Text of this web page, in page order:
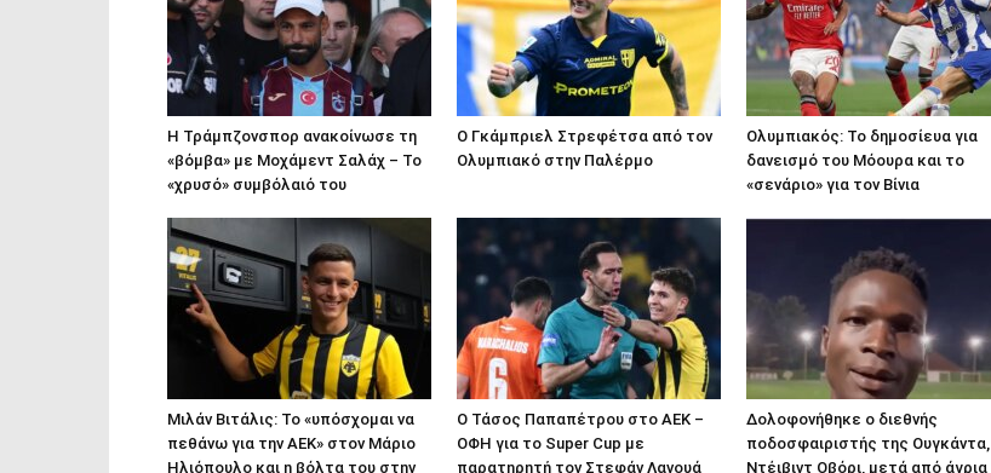
Η Τράμπζονσπορ ανακοίνωσε τη
«βόμβα» με Μοχάμεντ Σαλάχ – Το
«χρυσό» συμβόλαιό του
Ο Γκάμπριελ Στρεφέτσα από τον
Ολυμπιακό στην Παλέρμο
Ολυμπιακός: Το δημοσίευα για
δανεισμό του Μόουρα και το
«σενάριο» για τον Βίνια
Μιλάν Βιτάλις: Το «υπόσχομαι να
πεθάνω για την ΑΕΚ» στον Μάριο
Ηλιόπουλο και η βόλτα του στην
Ο Τάσος Παπαπέτρου στο ΑΕΚ –
ΟΦΗ για το Super Cup με
παρατηρητή τον Στεφάν Λανουά
Δολοφονήθηκε o διεθνής
ποδοσφαιριστής της Ουγκάντα,
Ντέιβιντ Οβόρι, μετά από άγρια